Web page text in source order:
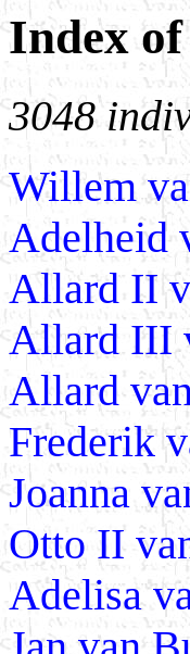
Index of
3048
Willem
Adelheid
Allard II
Allard III
Allard
Frederik
Joanna
Otto II
Adelisa